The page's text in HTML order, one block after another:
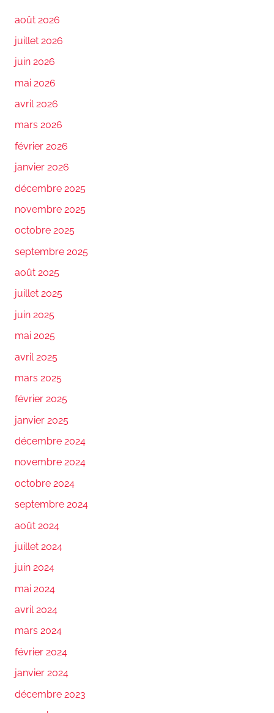
août 2026
juillet 2026
juin 2026
mai 2026
avril 2026
mars 2026
février 2026
janvier 2026
décembre 2025
novembre 2025
octobre 2025
septembre 2025
août 2025
juillet 2025
juin 2025
mai 2025
avril 2025
mars 2025
février 2025
janvier 2025
décembre 2024
novembre 2024
octobre 2024
septembre 2024
août 2024
juillet 2024
juin 2024
mai 2024
avril 2024
mars 2024
février 2024
janvier 2024
décembre 2023